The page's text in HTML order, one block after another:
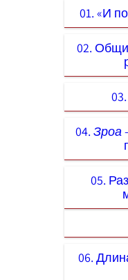
01. «И
02.
04. Зроа
05.
06.